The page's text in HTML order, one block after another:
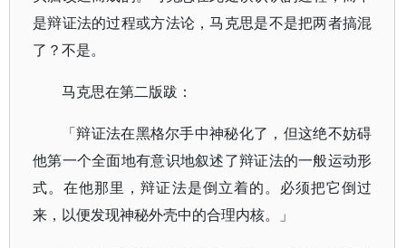
是辩证法的过程或方法论，马克思是不是把两者搞混
了？不是。
马克思在第二版跋：
「辩证法在黑格尔手中神秘化了，但这绝不妨碍
他第一个全面地有意识地叙述了辩证法的一般运动形
式。在他那里，辩证法是倒立着的。必须把它倒过
来，以便发现神秘外壳中的合理内核。」